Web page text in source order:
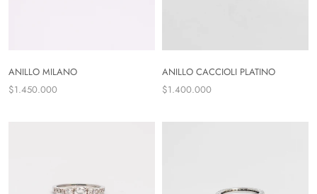
ANILLO MILANO
$1.450.000
ANILLO CACCIOLI PLATINO
$1.400.000